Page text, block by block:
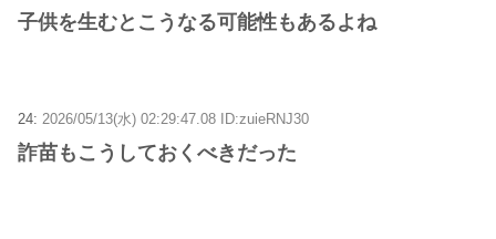
子供を生むとこうなる可能性もあるよね
24: 2026/05/13(水) 02:29:47.08 ID:zuieRNJ30
詐苗もこうしておくべきだった